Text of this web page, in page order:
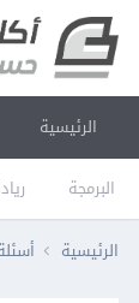
الرئيسية
البرمجة
الرئيسية